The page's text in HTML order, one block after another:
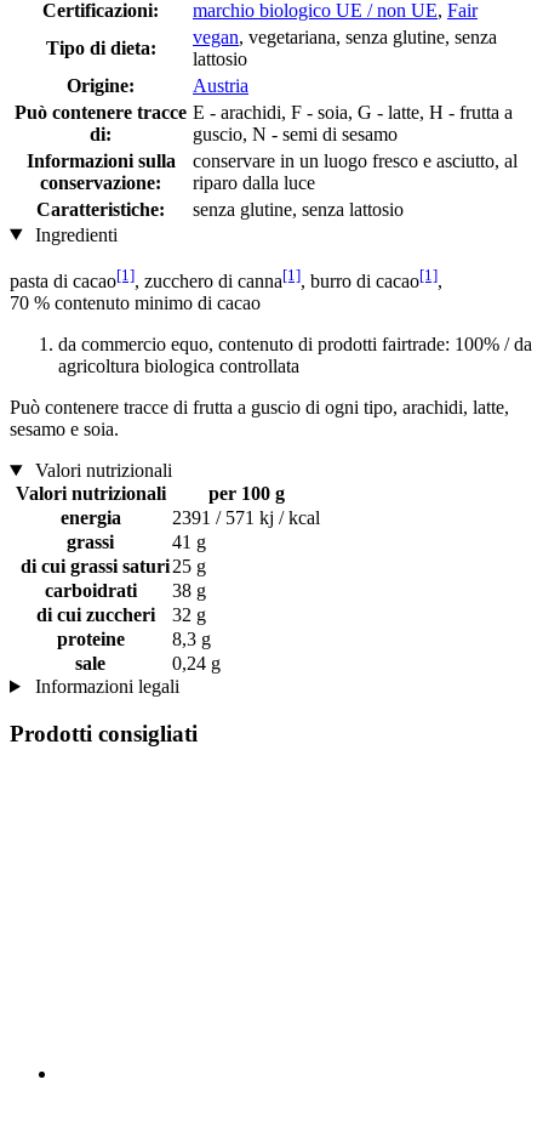
Certificazioni: marchio biologico UE / non UE, Fair
Tipo di dieta:
vegan, vegetariana, senza glutine, senza
lattosio
Origine:
Austria
Può contenere tracce
di:
E - arachidi, F - soia, G - latte, H - frutta a
guscio, N - semi di sesamo
Informazioni sulla
conservazione:
conservare in un luogo fresco e asciutto, al
riparo dalla luce
Caratteristiche:
senza glutine, senza lattosio
Ingredienti
pasta di cacao[1], zucchero di canna[1], burro di cacao[1],
70 % contenuto minimo di cacao
da commercio equo, contenuto di prodotti fairtrade: 100% / da
agricoltura biologica controllata
Può contenere tracce di frutta a guscio di ogni tipo, arachidi, latte,
sesamo e soia.
Valori nutrizionali
Valori nutrizionali
per 100 g
energia
2391 / 571 kj / kcal
grassi
41 g
di cui grassi saturi25 g
carboidrati
38 g
di cui zuccheri
32 g
proteine
8,3 g
sale
0,24 g
Informazioni legali
Prodotti consigliati